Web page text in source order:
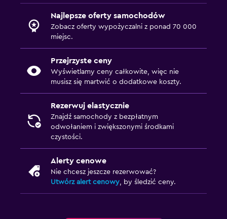
Najlepsze oferty samochodów
Zobacz oferty wypożyczalni z ponad 70 000
miejsc.
Przejrzyste ceny
Wyświetlamy ceny całkowite, więc nie
musisz się martwić o dodatkowe koszty.
Rezerwuj elastycznie
Znajdź samochody z bezpłatnym
odwołaniem i zwiększonymi środkami
czystości.
Alerty cenowe
Nie chcesz jeszcze rezerwować?
Utwórz alert cenowy, by śledzić ceny.